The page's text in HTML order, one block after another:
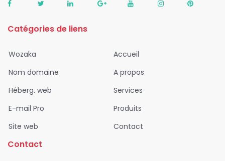
Catégories de liens
Wozaka
Accueil
Nom domaine
A propos
Héberg. web
Services
E-mail Pro
Produits
Site web
Contact
Contact